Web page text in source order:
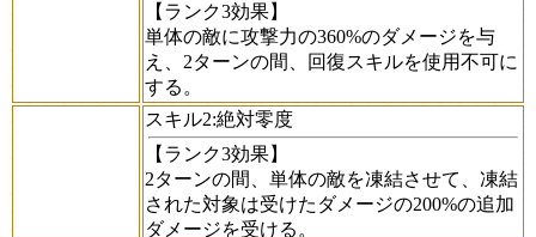
【ランク3効果】
単体の敵に攻撃力の360%のダメージを与
え、2ターンの間、回復スキルを使用不可に
する。
スキル2:絶対零度
【ランク3効果】
2ターンの間、単体の敵を凍結させて、凍結
された対象は受けたダメージの200%の追加
ダメージを受ける。